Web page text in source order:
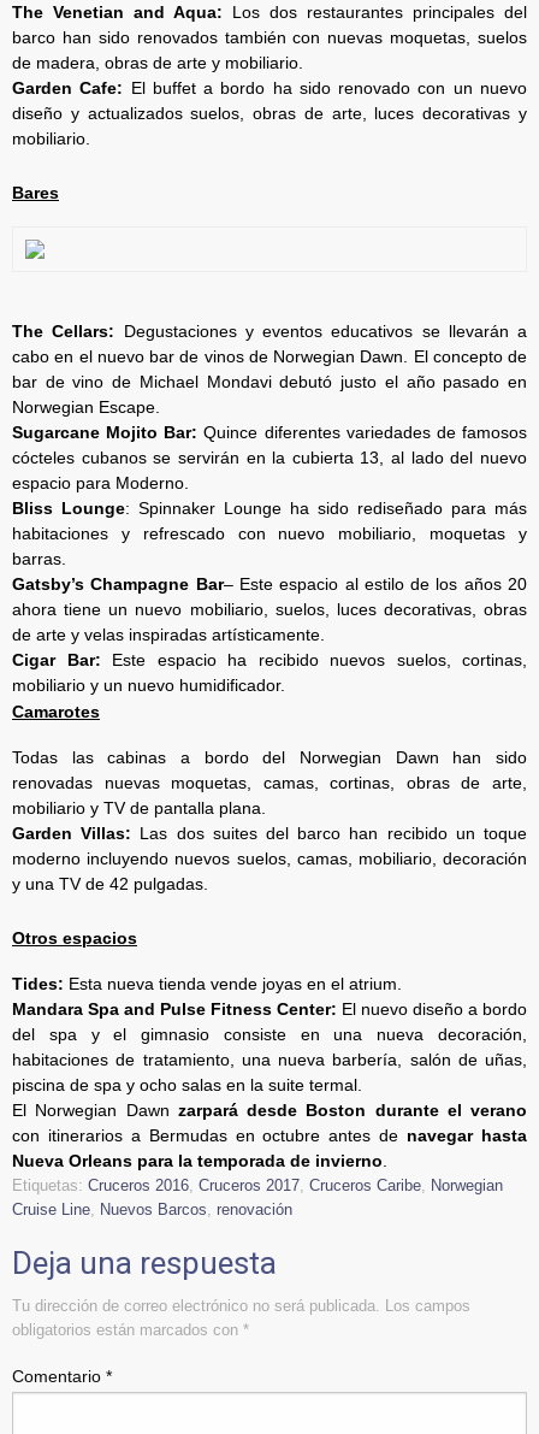
The Venetian and Aqua: Los dos restaurantes principales del
barco han sido renovados también con nuevas moquetas, suelos
de madera, obras de arte y mobiliario.
Garden Cafe: El buffet a bordo ha sido renovado con un nuevo
diseño y actualizados suelos, obras de arte, luces decorativas y
mobiliario.
Bares
The Cellars: Degustaciones y eventos educativos se llevarán a
cabo en el nuevo bar de vinos de Norwegian Dawn. El concepto de
bar de vino de Michael Mondavi debutó justo el año pasado en
Norwegian Escape.
Sugarcane Mojito Bar: Quince diferentes variedades de famosos
cócteles cubanos se servirán en la cubierta 13, al lado del nuevo
espacio para Moderno.
Bliss Lounge: Spinnaker Lounge ha sido rediseñado para más
habitaciones y refrescado con nuevo mobiliario, moquetas y
barras.
Gatsby’s Champagne Bar– Este espacio al estilo de los años 20
ahora tiene un nuevo mobiliario, suelos, luces decorativas, obras
de arte y velas inspiradas artísticamente.
Cigar Bar: Este espacio ha recibido nuevos suelos, cortinas,
mobiliario y un nuevo humidificador.
Camarotes
Todas las cabinas a bordo del Norwegian Dawn han sido
renovadas nuevas moquetas, camas, cortinas, obras de arte,
mobiliario y TV de pantalla plana.
Garden Villas: Las dos suites del barco han recibido un toque
moderno incluyendo nuevos suelos, camas, mobiliario, decoración
y una TV de 42 pulgadas.
Otros espacios
Tides: Esta nueva tienda vende joyas en el atrium.
Mandara Spa and Pulse Fitness Center: El nuevo diseño a bordo
del spa y el gimnasio consiste en una nueva decoración,
habitaciones de tratamiento, una nueva barbería, salón de uñas,
piscina de spa y ocho salas en la suite termal.
El Norwegian Dawn zarpará desde Boston durante el verano
con itinerarios a Bermudas en octubre antes de navegar hasta
Nueva Orleans para la temporada de invierno
Etiquetas: Cruceros 2016 Cruceros 2017 Cruceros Caribe Norwegian
Cruise Line Nuevos Barcos renovación
Deja una respuesta
Tu dirección de correo electrónico no será publicada.
Los campos
obligatorios están marcados con *
Comentario *